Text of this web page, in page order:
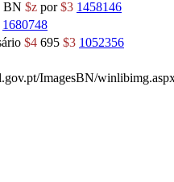
BN $z por$3 1458146
1680748
$4 695 $3 1052356
ImagesBN/